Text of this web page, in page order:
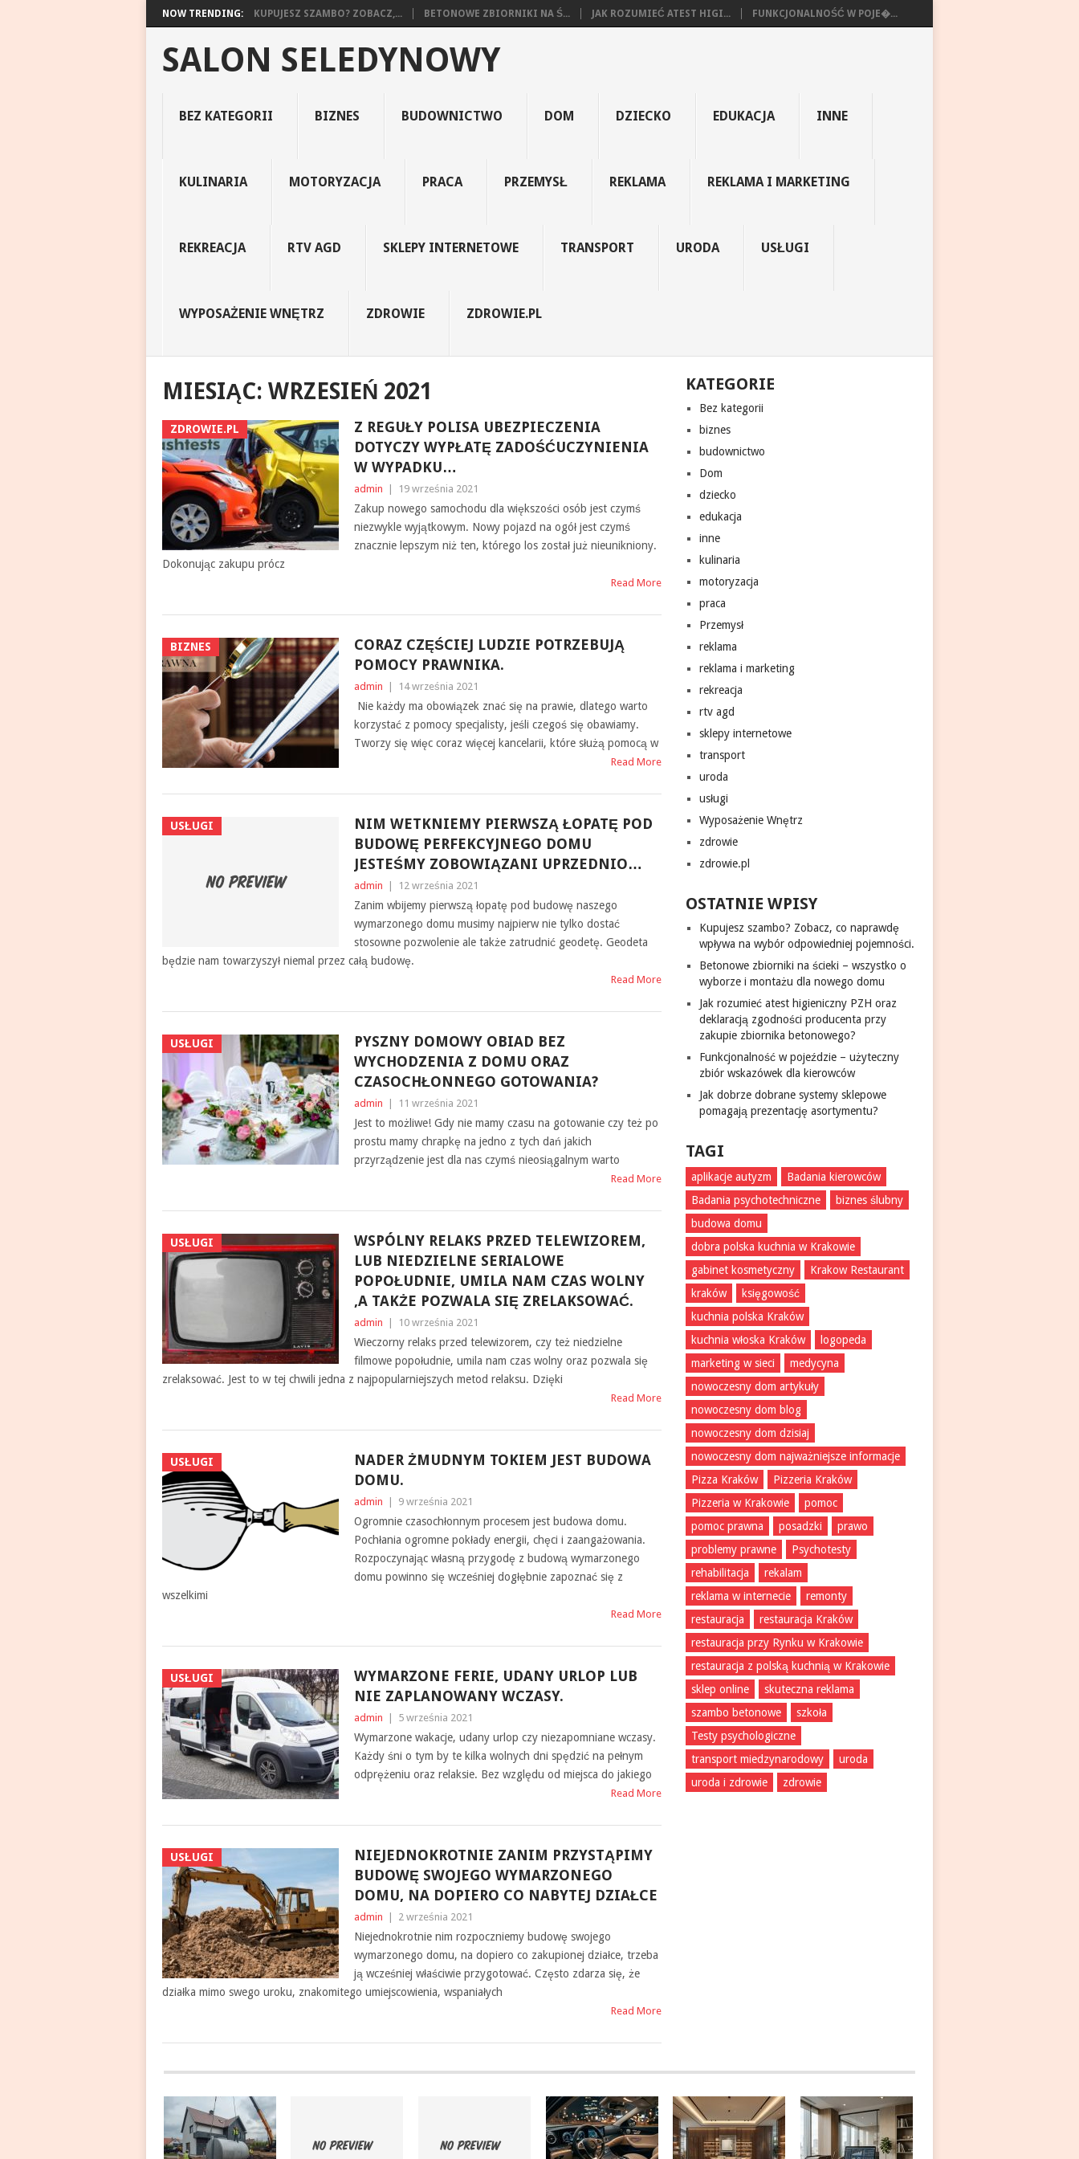
NOW TRENDING: KUPUJESZ SZAMBO? ZOBACZ,... BETONOWE ZBIORNIKI NA Ś... JAK ROZUMIEĆ ATEST HIGI... FUNKCJONALNOŚĆ W POJE�...
SALON SELEDYNOWY
BEZ KATEGORII BIZNES BUDOWNICTWO DOM DZIECKO EDUKACJA INNE
KULINARIA MOTORYZACJA PRACA PRZEMYSŁ REKLAMA REKLAMA I MARKETING
REKREACJA RTV AGD SKLEPY INTERNETOWE TRANSPORT URODA USŁUGI
WYPOSAŻENIE WNĘTRZ ZDROWIE ZDROWIE.PL
MIESIĄC: WRZESIEŃ 2021
ZDROWIE.PL
Z REGUŁY POLISA UBEZPIECZENIA
DOTYCZY WYPŁATĘ ZADOŚĆUCZYNIENIA
W WYPADKU…
admin 19 września 2021
Zakup nowego samochodu dla większości osób jest czymś
niezwykle wyjątkowym. Nowy pojazd na ogół jest czymś
znacznie lepszym niż ten, którego los został już nieunikniony.
Dokonując zakupu prócz
Read More
BIZNES
CORAZ CZĘŚCIEJ LUDZIE POTRZEBUJĄ
POMOCY PRAWNIKA.
admin 14 września 2021
Nie każdy ma obowiązek znać się na prawie, dlatego warto
korzystać z pomocy specjalisty, jeśli czegoś się obawiamy.
Tworzy się więc coraz więcej kancelarii, które służą pomocą w
Read More
USŁUGI
NIM WETKNIEMY PIERWSZĄ ŁOPATĘ POD
BUDOWĘ PERFEKCYJNEGO DOMU
JESTEŚMY ZOBOWIĄZANI UPRZEDNIO…
admin 12 września 2021
Zanim wbijemy pierwszą łopatę pod budowę naszego
wymarzonego domu musimy najpierw nie tylko dostać
stosowne pozwolenie ale także zatrudnić geodetę. Geodeta
będzie nam towarzyszył niemal przez całą budowę.
Read More
USŁUGI
PYSZNY DOMOWY OBIAD BEZ
WYCHODZENIA Z DOMU ORAZ
CZASOCHŁONNEGO GOTOWANIA?
admin 11 września 2021
Jest to możliwe! Gdy nie mamy czasu na gotowanie czy też po
prostu mamy chrapkę na jedno z tych dań jakich
przyrządzenie jest dla nas czymś nieosiągalnym warto
Read More
USŁUGI
WSPÓLNY RELAKS PRZED TELEWIZOREM,
LUB NIEDZIELNE SERIALOWE
POPOŁUDNIE, UMILA NAM CZAS WOLNY
,A TAKŻE POZWALA SIĘ ZRELAKSOWAĆ.
admin 10 września 2021
Wieczorny relaks przed telewizorem, czy też niedzielne
filmowe popołudnie, umila nam czas wolny oraz pozwala się
zrelaksować. Jest to w tej chwili jedna z najpopularniejszych metod relaksu. Dzięki
Read More
USŁUGI
NADER ŻMUDNYM TOKIEM JEST BUDOWA
DOMU.
admin 9 września 2021
Ogromnie czasochłonnym procesem jest budowa domu.
Pochłania ogromne pokłady energii, chęci i zaangażowania.
Rozpoczynając własną przygodę z budową wymarzonego
domu powinno się wcześniej dogłębnie zapoznać się z
wszelkimi
Read More
USŁUGI
WYMARZONE FERIE, UDANY URLOP LUB
NIE ZAPLANOWANY WCZASY.
admin 5 września 2021
Wymarzone wakacje, udany urlop czy niezapomniane wczasy.
Każdy śni o tym by te kilka wolnych dni spędzić na pełnym
odprężeniu oraz relaksie. Bez względu od miejsca do jakiego
Read More
USŁUGI
NIEJEDNOKROTNIE ZANIM PRZYSTĄPIMY
BUDOWĘ SWOJEGO WYMARZONEGO
DOMU, NA DOPIERO CO NABYTEJ DZIAŁCE
admin 2 września 2021
Niejednokrotnie nim rozpoczniemy budowę swojego
wymarzonego domu, na dopiero co zakupionej działce, trzeba
ją wcześniej właściwie przygotować. Często zdarza się, że
działka mimo swego uroku, znakomitego umiejscowienia, wspaniałych
Read More
KATEGORIE
Bez kategorii
biznes
budownictwo
Dom
dziecko
edukacja
inne
kulinaria
motoryzacja
praca
Przemysł
reklama
reklama i marketing
rekreacja
rtv agd
sklepy internetowe
transport
uroda
usługi
Wyposażenie Wnętrz
zdrowie
zdrowie.pl
OSTATNIE WPISY
Kupujesz szambo? Zobacz, co naprawdę
wpływa na wybór odpowiedniej pojemności.
Betonowe zbiorniki na ścieki – wszystko o
wyborze i montażu dla nowego domu
Jak rozumieć atest higieniczny PZH oraz
deklaracją zgodności producenta przy
zakupie zbiornika betonowego?
Funkcjonalność w pojeździe – użyteczny
zbiór wskazówek dla kierowców
Jak dobrze dobrane systemy sklepowe
pomagają prezentację asortymentu?
TAGI
aplikacje autyzm
Badania kierowców
Badania psychotechniczne
biznes ślubny
budowa domu
dobra polska kuchnia w Krakowie
gabinet kosmetyczny
Krakow Restaurant
kraków
księgowość
kuchnia polska Kraków
kuchnia włoska Kraków
logopeda
marketing w sieci
medycyna
nowoczesny dom artykuły
nowoczesny dom blog
nowoczesny dom dzisiaj
nowoczesny dom najważniejsze informacje
Pizza Kraków
Pizzeria Kraków
Pizzeria w Krakowie
pomoc
pomoc prawna
posadzki
prawo
problemy prawne
Psychotesty
rehabilitacja
rekalam
reklama w internecie
remonty
restauracja
restauracja Kraków
restauracja przy Rynku w Krakowie
restauracja z polską kuchnią w Krakowie
sklep online
skuteczna reklama
szambo betonowe
szkoła
Testy psychologiczne
transport miedzynarodowy
uroda
uroda i zdrowie
zdrowie